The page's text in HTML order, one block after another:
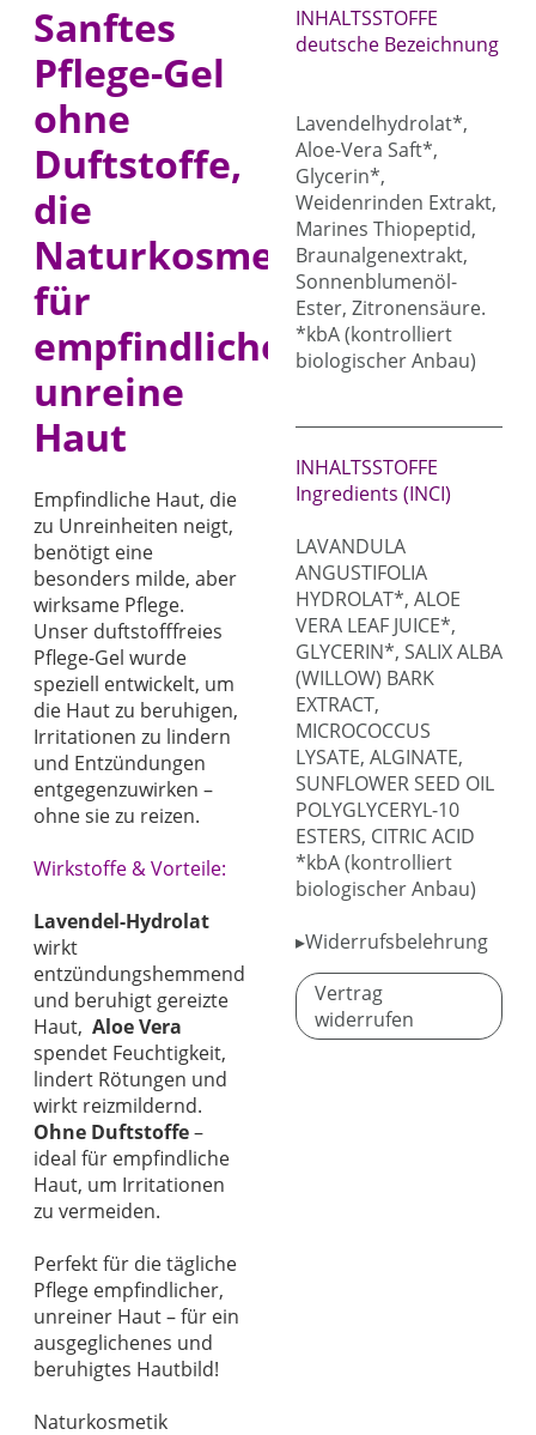
Sanftes
Pflege-Gel
ohne
Duftstoffe,
die
Naturkosmetik
für
empfindliche,
unreine
Haut
Empfindliche Haut, die
zu Unreinheiten neigt,
benötigt eine
besonders milde, aber
wirksame Pflege.
Unser duftstofffreies
Pflege-Gel wurde
speziell entwickelt, um
die Haut zu beruhigen,
Irritationen zu lindern
und Entzündungen
entgegenzuwirken –
ohne sie zu reizen.
Wirkstoffe & Vorteile:
Lavendel-Hydrolat
wirkt
entzündungshemmend
und beruhigt gereizte
Haut, Aloe Vera
spendet Feuchtigkeit,
lindert Rötungen und
wirkt reizmildernd.
Ohne Duftstoffe–
ideal für empfindliche
Haut, um Irritationen
zu vermeiden.
Perfekt für die tägliche
Pflege empfindlicher,
unreiner Haut – für ein
ausgeglichenes und
beruhigtes Hautbild!
Naturkosmetik
INHALTSSTOFFE
deutsche Bezeichnung
Lavendelhydrolat*,
Aloe-Vera Saft*,
Glycerin*,
Weidenrinden Extrakt,
Marines Thiopeptid,
Braunalgenextrakt,
Sonnenblumenöl-
Ester, Zitronensäure.
*kbA (kontrolliert
biologischer Anbau)
INHALTSSTOFFE
Ingredients (INCI)
LAVANDULA
ANGUSTIFOLIA
HYDROLAT*, ALOE
VERA LEAF JUICE*,
GLYCERIN*, SALIX ALBA
(WILLOW) BARK
EXTRACT,
MICROCOCCUS
LYSATE, ALGINATE,
SUNFLOWER SEED OIL
POLYGLYCERYL-10
ESTERS, CITRIC ACID
*kbA (kontrolliert
biologischer Anbau)
▸Widerrufsbelehrung
Vertrag
widerrufen